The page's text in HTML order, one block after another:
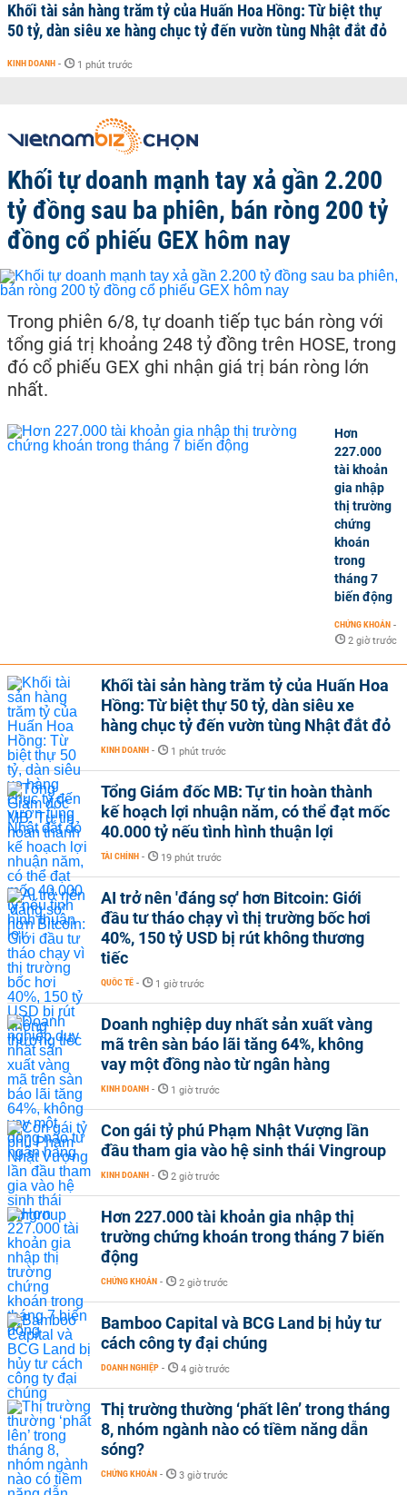
Khối tài sản hàng trăm tỷ của Huấn Hoa Hồng: Từ biệt thự
50 tỷ, dàn siêu xe hàng chục tỷ đến vườn tùng Nhật đắt đỏ
KINH DOANH - 1 phút trước
Khối tự doanh mạnh tay xả gần 2.200
tỷ đồng sau ba phiên, bán ròng 200 tỷ
đồng cổ phiếu GEX hôm nay
Trong phiên 6/8, tự doanh tiếp tục bán ròng với
tổng giá trị khoảng 248 tỷ đồng trên HOSE, trong
đó cổ phiếu GEX ghi nhận giá trị bán ròng lớn
nhất.
Hơn
227.000
tài khoản
gia nhập
thị trường
chứng
khoán
trong
tháng 7
biến động
CHỨNG KHOÁN -
2 giờ trước
Khối tài sản hàng trăm tỷ của Huấn Hoa
Hồng: Từ biệt thự 50 tỷ, dàn siêu xe
hàng chục tỷ đến vườn tùng Nhật đắt đỏ
KINH DOANH - 1 phút trước
Tổng Giám đốc MB: Tự tin hoàn thành
kế hoạch lợi nhuận năm, có thể đạt mốc
40.000 tỷ nếu tình hình thuận lợi
TÀI CHÍNH - 19 phút trước
AI trở nên 'đáng sợ' hơn Bitcoin: Giới
đầu tư tháo chạy vì thị trường bốc hơi
40%, 150 tỷ USD bị rút không thương
tiếc
QUỐC TẾ - 1 giờ trước
Doanh nghiệp duy nhất sản xuất vàng
mã trên sàn báo lãi tăng 64%, không
vay một đồng nào từ ngân hàng
KINH DOANH - 1 giờ trước
Con gái tỷ phú Phạm Nhật Vượng lần
đầu tham gia vào hệ sinh thái Vingroup
KINH DOANH - 2 giờ trước
Hơn 227.000 tài khoản gia nhập thị
trường chứng khoán trong tháng 7 biến
động
CHỨNG KHOÁN - 2 giờ trước
Bamboo Capital và BCG Land bị hủy tư
cách công ty đại chúng
DOANH NGHIỆP - 4 giờ trước
Thị trường thường ‘phất lên’ trong tháng
8, nhóm ngành nào có tiềm năng dẫn
sóng?
CHỨNG KHOÁN - 3 giờ trước